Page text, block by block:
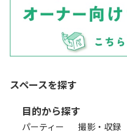
スペースを探す
目的から探す
パーティー 撮影・収録